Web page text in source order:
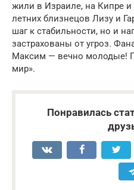
жили в Израиле, на Кипре
летних близнецов Лизу и
шаг к стабильности, но и
застрахованы от угроз.
Максим — вечно молодые!
мир».
Понравилась